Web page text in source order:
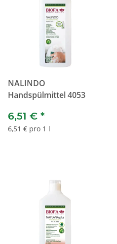
NALINDO
Handspülmittel 4053
6,51 € *
6,51 € pro 1 l